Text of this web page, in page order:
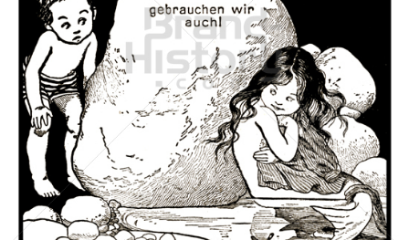
KALODONT
F. A. SARG'S SOHN & Co., WIEN · BERLIN
1911